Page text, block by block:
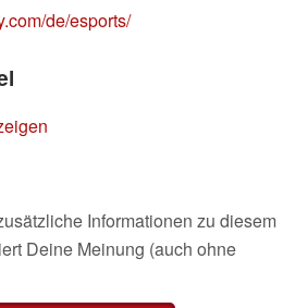
de/esports/
Informationen zu diesem
Deine Meinung (auch ohne